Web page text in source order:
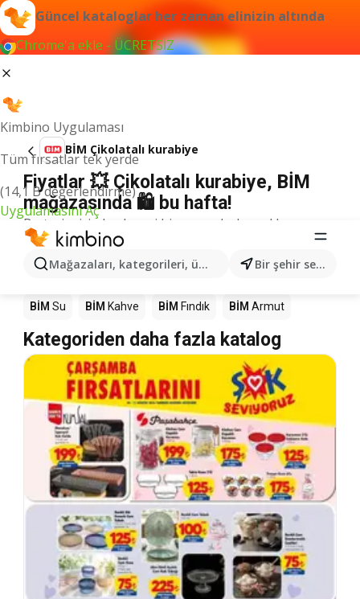
Güncel kataloglar her zaman elinizin altında
Chrome'a ekle - ÜCRETSİZ
Kimbino Uygulaması
Tüm fırsatlar tek yerde
(14,1 B değerlendirme)
Uygulamasını Aç
Mağazaları, kategorileri, ürünleri arayın... Bir şehir seçin
BİM Çikolatalı kurabiye
Fiyatlar 💥 Çikolatalı kurabiye, BİM
mağazasında 🛍️ bu hafta!
Bu terim için herhangi bir sonuç bulamadık.
Mağazalardaki diğer ürünler BİM
BİM Mango BİM Döner BİM LEGO
BİM Su BİM Kahve BİM Fındık BİM Armut
Kategoriden daha fazla katalog